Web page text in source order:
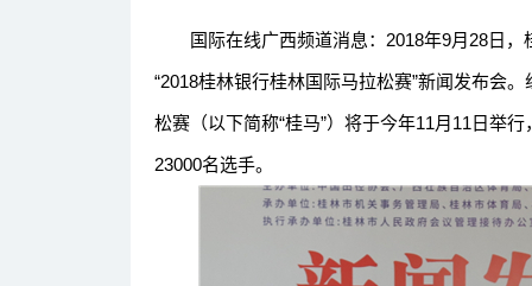
国际在线广西频道消息：2018年9月28日，
“2018桂林银行桂林国际马拉松赛”新闻发布会
松赛（以下简称“桂马”）将于今年11月11日举
23000名选手。